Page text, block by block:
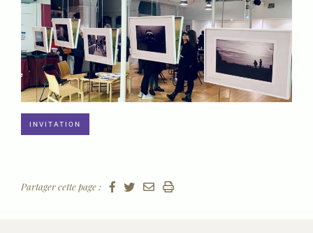
INVITATION
Partager cette page :